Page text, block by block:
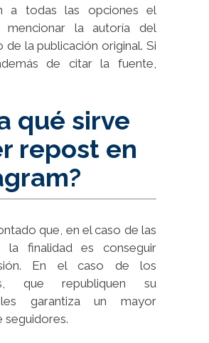
a todas las opciones el
la autoría del
de la publicación original. Si
de citar la fuente,
qué sirve
repost en
que, en el caso de las
la finalidad es conseguir
En el caso de los
que republiquen su
garantiza un mayor
seguidores.